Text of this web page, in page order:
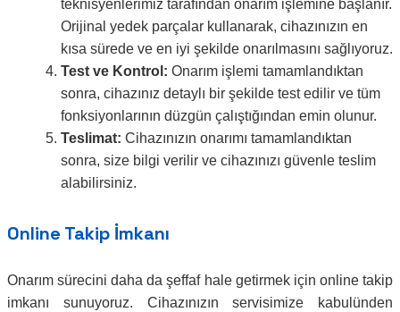
teknisyenlerimiz tarafından onarım işlemine başlanır.
Orijinal yedek parçalar kullanarak, cihazınızın en
kısa sürede ve en iyi şekilde onarılmasını sağlıyoruz.
Test ve Kontrol: Onarım işlemi tamamlandıktan
sonra, cihazınız detaylı bir şekilde test edilir ve tüm
fonksiyonlarının düzgün çalıştığından emin olunur.
Teslimat: Cihazınızın onarımı tamamlandıktan
sonra, size bilgi verilir ve cihazınızı güvenle teslim
alabilirsiniz.
Online Takip İmkanı
Onarım sürecini daha da şeffaf hale getirmek için online takip
imkanı sunuyoruz. Cihazınızın servisimize kabulünden